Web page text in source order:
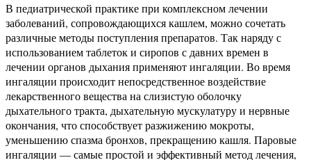
В педиатрической практике при комплексном лечении
заболеваний, сопровождающихся кашлем, можно сочетать
различные методы поступления препаратов. Так наряду с
использованием таблеток и сиропов с давних времен в
лечении органов дыхания применяют ингаляции. Во время
ингаляции происходит непосредственное воздействие
лекарственного вещества на слизистую оболочку
дыхательного тракта, дыхательную мускулатуру и нервные
окончания, что способствует разжижению мокроты,
уменьшению спазма бронхов, прекращению кашля. Паровые
ингаляции — самые простой и эффективный метод лечения,